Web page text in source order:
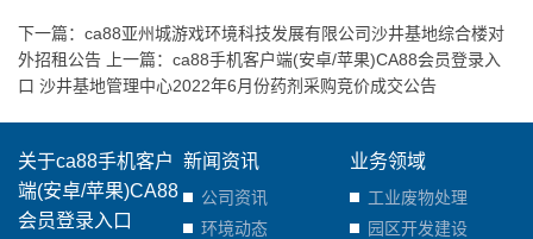
下一篇： ca88亚州城游戏环境科技发展有限公司沙井基地综合楼对
外招租公告 上一篇： ca88手机客户端(安卓/苹果)CA88会员登录入
口 沙井基地管理中心2022年6月份药剂采购竞价成交公告
关于ca88手机客户
端(安卓/苹果)CA88
会员登录入口
新闻资讯
公司资讯
环境动态
业务领域
工业废物处理
园区开发建设